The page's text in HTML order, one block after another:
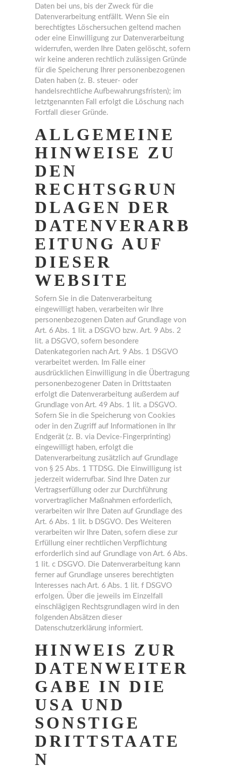
Daten bei uns, bis der Zweck für die
Datenverarbeitung entfällt. Wenn Sie ein
berechtigtes Löschersuchen geltend machen
oder eine Einwilligung zur Datenverarbeitung
widerrufen, werden Ihre Daten gelöscht, sofern
wir keine anderen rechtlich zulässigen Gründe
für die Speicherung Ihrer personenbezogenen
Daten haben (z. B. steuer- oder
handelsrechtliche Aufbewahrungsfristen); im
letztgenannten Fall erfolgt die Löschung nach
Fortfall dieser Gründe.
ALLGEMEINE
HINWEISE ZU
DEN
RECHTSGRUN
DLAGEN DER
DATENVERARB
EITUNG AUF
DIESER
WEBSITE
Sofern Sie in die Datenverarbeitung
eingewilligt haben, verarbeiten wir Ihre
personenbezogenen Daten auf Grundlage von
Art. 6 Abs. 1 lit. a DSGVO bzw. Art. 9 Abs. 2
lit. a DSGVO, sofern besondere
Datenkategorien nach Art. 9 Abs. 1 DSGVO
verarbeitet werden. Im Falle einer
ausdrücklichen Einwilligung in die Übertragung
personenbezogener Daten in Drittstaaten
erfolgt die Datenverarbeitung außerdem auf
Grundlage von Art. 49 Abs. 1 lit. a DSGVO.
Sofern Sie in die Speicherung von Cookies
oder in den Zugriff auf Informationen in Ihr
Endgerät (z. B. via Device-Fingerprinting)
eingewilligt haben, erfolgt die
Datenverarbeitung zusätzlich auf Grundlage
von § 25 Abs. 1 TTDSG. Die Einwilligung ist
jederzeit widerrufbar. Sind Ihre Daten zur
Vertragserfüllung oder zur Durchführung
vorvertraglicher Maßnahmen erforderlich,
verarbeiten wir Ihre Daten auf Grundlage des
Art. 6 Abs. 1 lit. b DSGVO. Des Weiteren
verarbeiten wir Ihre Daten, sofern diese zur
Erfüllung einer rechtlichen Verpflichtung
erforderlich sind auf Grundlage von Art. 6 Abs.
1 lit. c DSGVO. Die Datenverarbeitung kann
ferner auf Grundlage unseres berechtigten
Interesses nach Art. 6 Abs. 1 lit. f DSGVO
erfolgen. Über die jeweils im Einzelfall
einschlägigen Rechtsgrundlagen wird in den
folgenden Absätzen dieser
Datenschutzerklärung informiert.
HINWEIS ZUR
DATENWEITER
GABE IN DIE
USA UND
SONSTIGE
DRITTSTAATE
N